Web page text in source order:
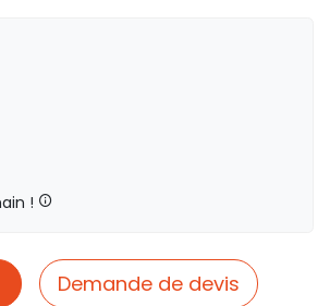
!
Demande de devis